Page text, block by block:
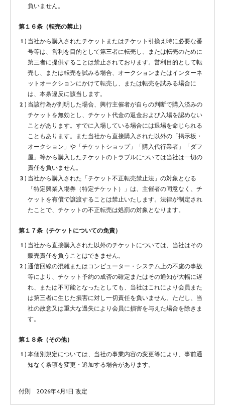
負いません。
第１６条（転売の禁止）
当社から購入されたチケットまたはチケット引換え時に必要な番
号等は、営利を目的として第三者に転売し、または転売のために
第三者に提供することは禁止されております。営利目的として転
売し、または転売を試みる場合、オークションまたはインターネ
ットオークションにかけて転売し、または転売を試みる場合に
は、本条違反に該当します。
当該行為が判明した場合、興行主催者が自らの判断で購入済みの
チケットを無効とし、チケット代金の返金および入場を認めない
ことがあります。すでに入場している場合には退場を命じられる
こともあります。また当社から直接購入された以外の「掲示板・
オークション」や「チケットショップ」「購入代行業者」「ダフ
屋」等から購入したチケットのトラブルについては当社は一切の
責任を負いません。
当社から購入された「チケット不正転売禁止法」の対象となる
「特定興業入場券（特定チケット）」は、主催者の同意なく、チ
ケットを有償で譲渡することは禁止いたします。法律が制定され
たことで、チケットの不正転売は処罰の対象となります。
第１７条（チケットについての免責）
当社から直接購入された以外のチケットについては、当社はその
販売責任を負うことはできません。
通信回線の混雑またはコンピューター・システム上の不慮の事故
等により、チケット予約の成否の確定またはその通知が大幅に遅
れ、または不可能となったとしても、当社はこれにより会員また
は第三者に生じた損害に対し一切責任を負いません。ただし、当
社の故意又は重大な過失により会員に損害を与えた場合を除きま
す。
第１８条（その他）
本個別規定については、当社の事業内容の変更等により、事前通
知なく条項を変更・追加する場合があります。
付則 2026年4月1日 改定